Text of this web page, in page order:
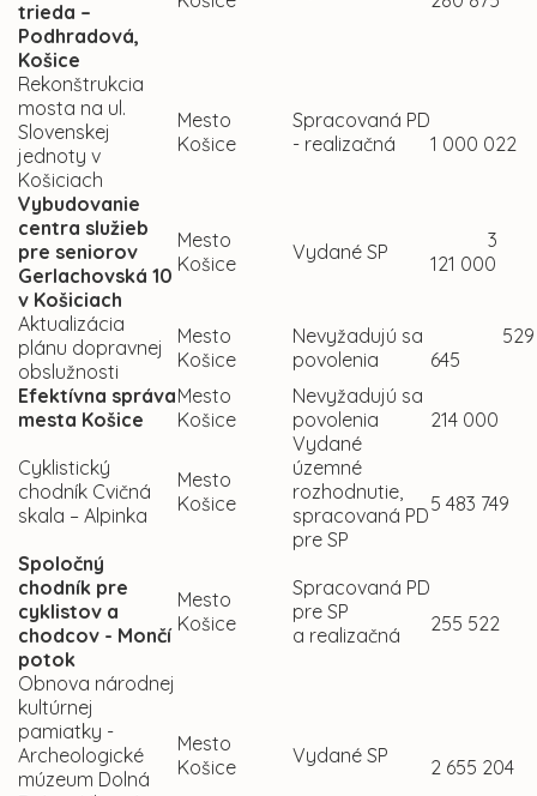
trieda –
Podhradová,
Košice
Rekonštrukcia
mosta na ul.
Slovenskej
jednoty v
Košiciach
Mesto
Košice
Spracovaná PD
- realizačná
1 000 022
Vybudovanie
centra služieb
pre seniorov
Gerlachovská 10
v Košiciach
Mesto
Košice
Vydané SP
3
121 000
Aktualizácia
plánu dopravnej
obslužnosti
Mesto
Košice
Nevyžadujú sa
povolenia
529
645
Efektívna správa
mesta Košice
Mesto
Košice
Nevyžadujú sa
povolenia
214 000
Cyklistický
chodník Cvičná
skala – Alpinka
Mesto
Košice
Vydané
územné
rozhodnutie,
spracovaná PD
pre SP
5 483 749
Spoločný
chodník pre
cyklistov a
chodcov - Mončí
potok
Mesto
Košice
Spracovaná PD
pre SP
a realizačná
255 522
Obnova národnej
kultúrnej
pamiatky -
Archeologické
múzeum Dolná
Mesto
Košice
Vydané SP 2 655 204